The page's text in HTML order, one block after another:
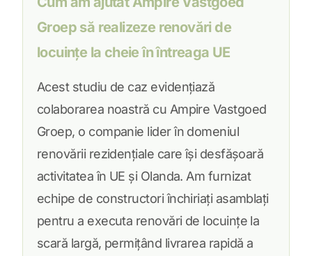
Groep să realizeze renovări de
locuințe la cheie în întreaga UE
Acest studiu de caz evidențiază
colaborarea noastră cu Ampire Vastgoed
Groep, o companie lider în domeniul
renovării rezidențiale care își desfășoară
activitatea în UE și Olanda. Am furnizat
echipe de constructori închiriați asamblați
pentru a executa renovări de locuințe la
scară largă, permițând livrarea rapidă a